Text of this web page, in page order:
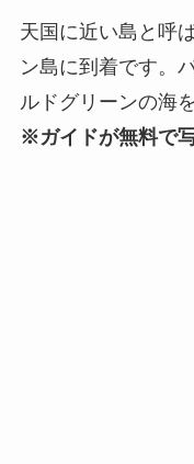
天国に近い島と呼
ン島に到着です。
ルドグリーンの海
※ガイドが無料で